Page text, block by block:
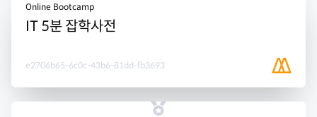
Online Bootcamp
IT 5분 잡학사전
e2706b65-6c0c-43b6-81dd-fb3693